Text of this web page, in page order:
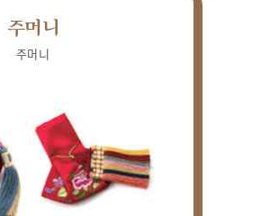
주머니
주머니